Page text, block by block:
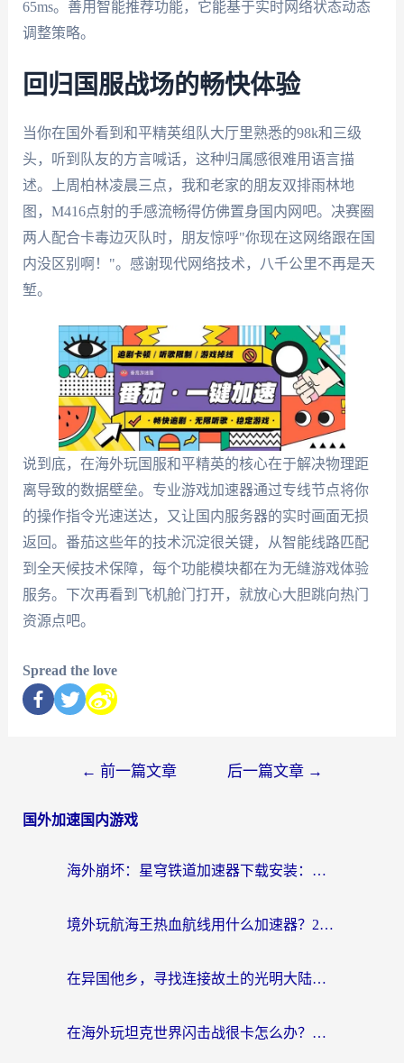
65ms。善用智能推荐功能，它能基于实时网络状态动态
调整策略。
回归国服战场的畅快体验
当你在国外看到和平精英组队大厅里熟悉的98k和三级
头，听到队友的方言喊话，这种归属感很难用语言描
述。上周柏林凌晨三点，我和老家的朋友双排雨林地
图，M416点射的手感流畅得仿佛置身国内网吧。决赛圈
两人配合卡毒边灭队时，朋友惊呼"你现在这网络跟在国
内没区别啊！"。感谢现代网络技术，八千公里不再是天
堑。
说到底，在海外玩国服和平精英的核心在于解决物理距
离导致的数据壁垒。专业游戏加速器通过专线节点将你
的操作指令光速送达，又让国内服务器的实时画面无损
返回。番茄这些年的技术沉淀很关键，从智能线路匹配
到全天候技术保障，每个功能模块都在为无缝游戏体验
服务。下次再看到飞机舱门打开，就放心大胆跳向热门
资源点吧。
Spread the love
← 前一篇文章 后一篇文章 →
国外加速国内游戏
海外崩坏：星穹铁道加速器下载安装：一份给游子的终极网络指南
境外玩航海王热血航线用什么加速器？2026海外玩家实测最优方案（附欧洲问道堡垒前线加速技巧）
在异国他乡，寻找连接故土的光明大陆免费加速器
在海外玩坦克世界闪击战很卡怎么办？老玩家亲测有效的加速器选择指南